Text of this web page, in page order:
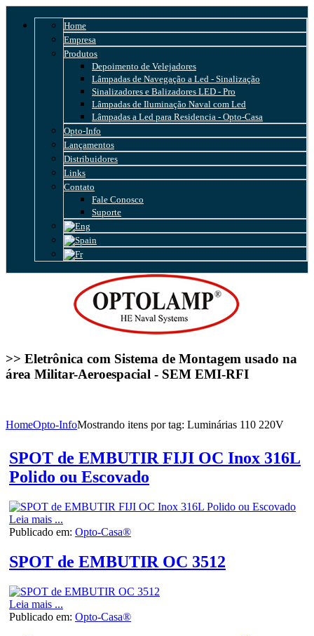
Home
Empresa
Produtos
Depoimento de Velejadores
Lâmpadas de Navegação a Led - Sinalização
Sinalizadores e Balizadores LED - Pro
Lâmpadas de Iluminação Naval com Led
Lâmpadas a Led para Residencia - Opto-Casa
Opto-Info
Lançamentos
Distribuidores
Links
Contato
Fale Conosco
Suporte
>> Eletrônica com Sistema de Montagem usado na
área Militar-Aeroespacial - SEM EMI-RFI
HomeOpto-InfoMostrando itens por tag: Luminárias 110 220V
SPOT de EMBUTIR FIJI OC Inox 316L
Polido ou Escovado
Leia mais ...
Publicado em: Opto-Casa®
SPOT de EMBUTIR OC 3512
Leia mais ...
Publicado em: Opto-Casa®